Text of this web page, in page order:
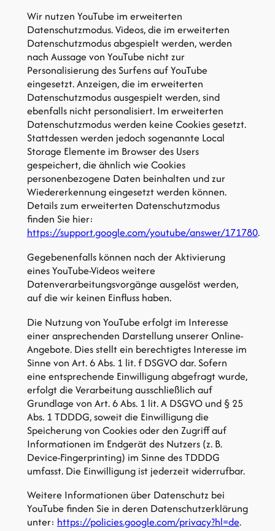
Wir nutzen YouTube im erweiterten
Datenschutzmodus. Videos, die im erweiterten
Datenschutzmodus abgespielt werden, werden
nach Aussage von YouTube nicht zur
Personalisierung des Surfens auf YouTube
eingesetzt. Anzeigen, die im erweiterten
Datenschutzmodus ausgespielt werden, sind
ebenfalls nicht personalisiert. Im erweiterten
Datenschutzmodus werden keine Cookies gesetzt.
Stattdessen werden jedoch sogenannte Local
Storage Elemente im Browser des Users
gespeichert, die ähnlich wie Cookies
personenbezogene Daten beinhalten und zur
Wiedererkennung eingesetzt werden können.
Details zum erweiterten Datenschutzmodus
finden Sie hier:
https://support.google.com/youtube/answer/171780.
Gegebenenfalls können nach der Aktivierung
eines YouTube-Videos weitere
Datenverarbeitungsvorgänge ausgelöst werden,
auf die wir keinen Einfluss haben.
Die Nutzung von YouTube erfolgt im Interesse
einer ansprechenden Darstellung unserer Online-
Angebote. Dies stellt ein berechtigtes Interesse im
Sinne von Art. 6 Abs. 1 lit. f DSGVO dar. Sofern
eine entsprechende Einwilligung abgefragt wurde,
erfolgt die Verarbeitung ausschließlich auf
Grundlage von Art. 6 Abs. 1 lit. A DSGVO und § 25
Abs. 1 TDDDG, soweit die Einwilligung die
Speicherung von Cookies oder den Zugriff auf
Informationen im Endgerät des Nutzers (z. B.
Device-Fingerprinting) im Sinne des TDDDG
umfasst. Die Einwilligung ist jederzeit widerrufbar.
Weitere Informationen über Datenschutz bei
YouTube finden Sie in deren Datenschutzerklärung
unter: https://policies.google.com/privacy?hl=de.